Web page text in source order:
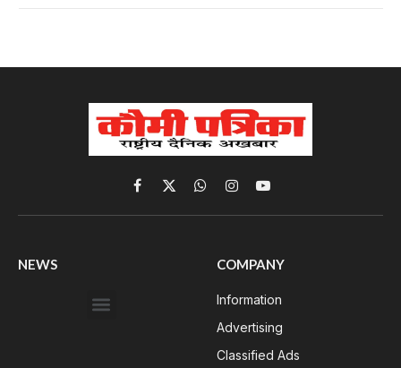
Facebook
X
(Twitter)
WhatsApp
InstagramYouTube
NEWS COMPANY
Information
Advertising
Classified Ads